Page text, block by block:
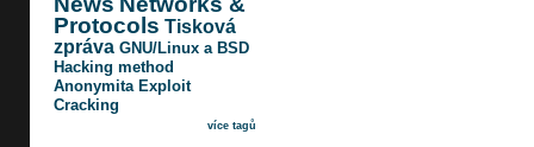
Protocols Tisková
zpráva GNU/Linux a BSD
Hacking method
Anonymita Exploit
Cracking
více tagů